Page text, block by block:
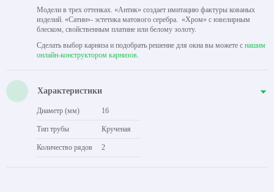
Модели в трех оттенках. «Антик» создает имитацию фактуры кованых
изделий. «Сатин»- эстетика матового серебра. «Хром» с ювелирным
блеском, свойственным платине или белому золоту.
Сделать выбор карниза и подобрать решение для окна вы можете с нашим
онлайн-конструктором карнизов.
Характеристики
Диаметр (мм) 16
Тип трубы Крученая
Количество рядов 2